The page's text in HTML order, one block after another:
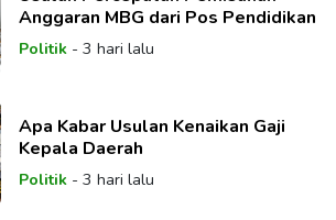
Anggaran MBG dari Pos Pendidikan
Politik- 3 hari lalu
Apa Kabar Usulan Kenaikan Gaji
Kepala Daerah
Politik- 3 hari lalu